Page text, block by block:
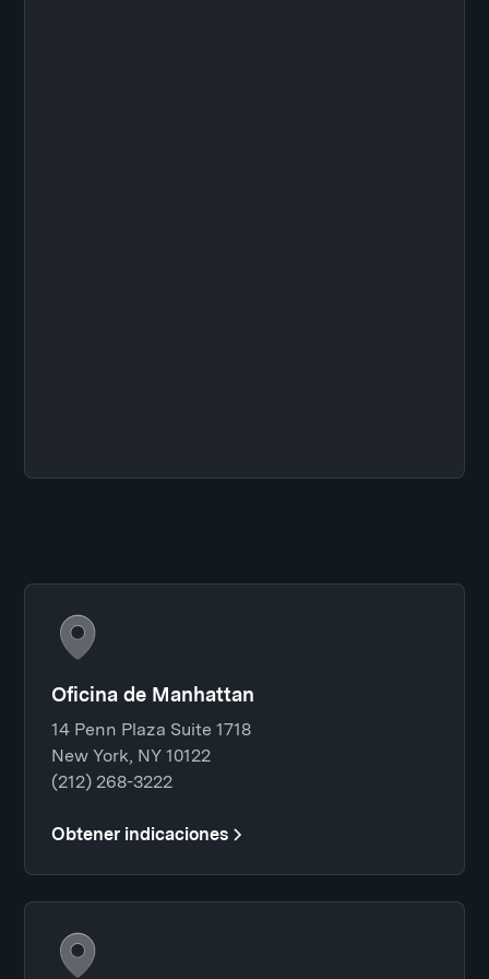
Oficina de Manhattan
14 Penn Plaza Suite 1718
New York, NY 10122
(212) 268-3222
Obtener indicaciones